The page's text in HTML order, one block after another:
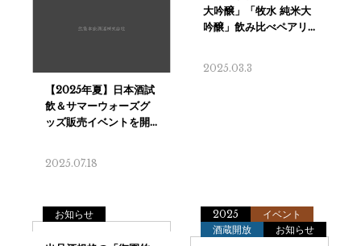
2025.07.18
2025.03.3
お知らせ 2025
イベント
酒蔵開放
お知らせ